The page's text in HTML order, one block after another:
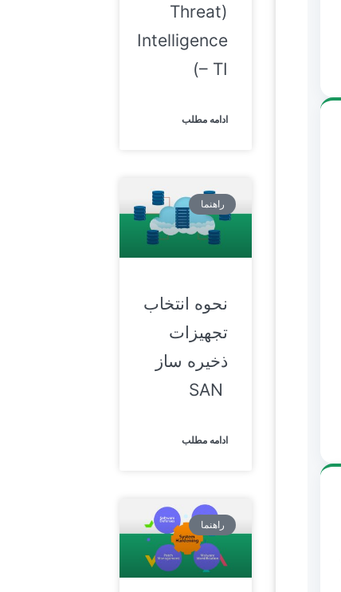
(Threat
Intelligence
– TI)
ادامه مطلب
راهنما
نحوه‌ انتخاب
تجهیزات
ذخیره ساز
ادامه مطلب
راهنما